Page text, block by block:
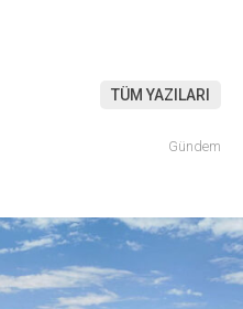
TÜM YAZILARI
Gündem